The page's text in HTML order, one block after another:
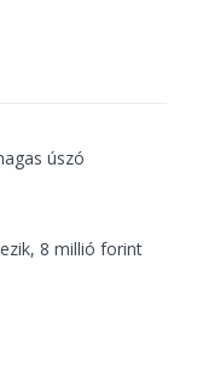
úszó
8 millió forint